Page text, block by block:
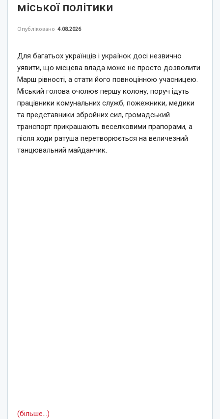
міської політики
Опубліковано 4.08.2026
Для багатьох українців і українок досі незвично
уявити, що місцева влада може не просто дозволити
Марш рівності, а стати його повноцінною учасницею.
Міський голова очолює першу колону, поруч ідуть
працівники комунальних служб, пожежники, медики
та представники збройних сил, громадський
транспорт прикрашають веселковими прапорами, а
після ходи ратуша перетворюється на величезний
танцювальний майданчик.
(більше…)